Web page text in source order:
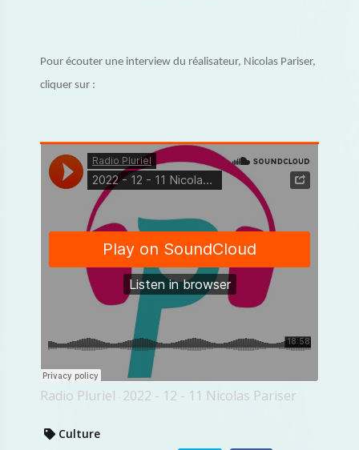
Pour écouter une interview du réalisateur, Nicolas Pariser,
cliquer sur :
Radio Pluriel · 2022 - 12 - 11 Nicolas Pariser
Culture